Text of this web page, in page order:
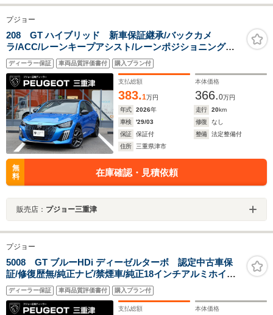
プジョー
208 GT ハイブリッド 新車保証継承/バックカメ
ラ/ACC/レーンキープアシスト/レーンポジショニングア
シスト/ブラインドスポットモニター/LEDヘッドライト/フ
ロント・バックソナー/アップルカープレイ/アンドロイド
オート
ディーラー保証 車両品質評価書付 購入プラン付
支払総額
383.1万円
本体価格
366.0万円
年式
2026年 走行 20km
車検
'29/03 修復
なし
保証
保証付 整備
法定整備付
住所
三重県津市
無
料
在庫確認・見積依頼
販売店： プジョー三重津
プジョー
5008 GT ブルーHDi ディーゼルターボ 認定中古車保
証/修復歴無/純正ナビ/禁煙車/純正18インチアルミホイー
ル/ETC/コントロール/LEDヘッドライト/バックモニター/
ブラインドスポットモニター/ルーフレール
ディーラー保証 車両品質評価書付 購入プラン付
支払総額 本体価格